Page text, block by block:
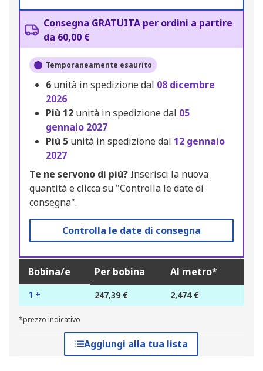
Consegna GRATUITA per ordini a partire
da 60,00 €
Temporaneamente esaurito
6 unità in spedizione dal 08 dicembre
2026
Più 12 unità in spedizione dal 05
gennaio 2027
Più 5 unità in spedizione dal 12 gennaio
2027
Te ne servono di più? Inserisci la nuova
quantità e clicca su "Controlla le date di
consegna".
Controlla le date di consegna
Bobina/e Per bobina Al metro*
1 + 247,39 € 2,474 €
*prezzo indicativo
Aggiungi alla tua lista